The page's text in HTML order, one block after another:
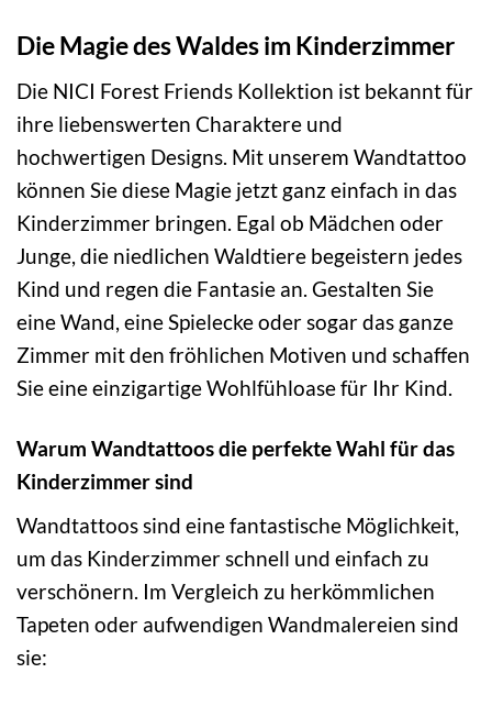
Die Magie des Waldes im Kinderzimmer
Die NICI Forest Friends Kollektion ist bekannt für
ihre liebenswerten Charaktere und
hochwertigen Designs. Mit unserem Wandtattoo
können Sie diese Magie jetzt ganz einfach in das
Kinderzimmer bringen. Egal ob Mädchen oder
Junge, die niedlichen Waldtiere begeistern jedes
Kind und regen die Fantasie an. Gestalten Sie
eine Wand, eine Spielecke oder sogar das ganze
Zimmer mit den fröhlichen Motiven und schaffen
Sie eine einzigartige Wohlfühloase für Ihr Kind.
Warum Wandtattoos die perfekte Wahl für das
Kinderzimmer sind
Wandtattoos sind eine fantastische Möglichkeit,
um das Kinderzimmer schnell und einfach zu
verschönern. Im Vergleich zu herkömmlichen
Tapeten oder aufwendigen Wandmalereien sind
sie: